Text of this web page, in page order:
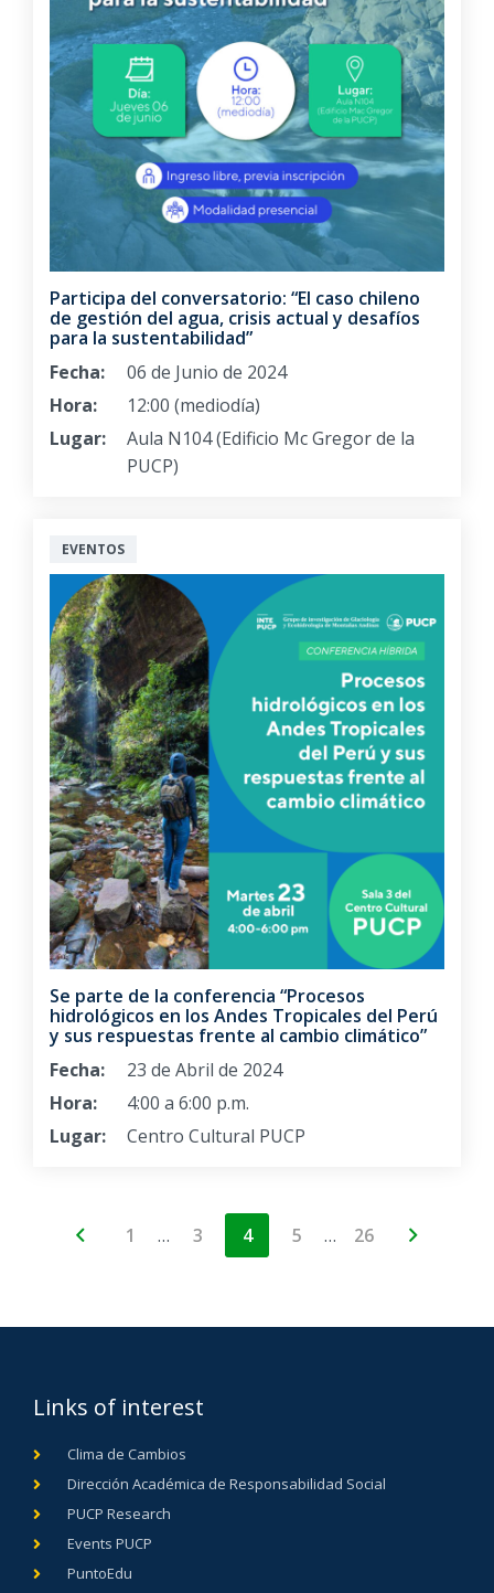
Participa del conversatorio: “El caso chileno
de gestión del agua, crisis actual y desafíos
para la sustentabilidad”
Fecha:
06 de Junio de 2024
Hora:
12:00 (mediodía)
Lugar:
Aula N104 (Edificio Mc Gregor de la
PUCP)
EVENTOS
Se parte de la conferencia “Procesos
hidrológicos en los Andes Tropicales del Perú
y sus respuestas frente al cambio climático”
Fecha:
23 de Abril de 2024
Hora:
4:00 a 6:00 p.m.
Lugar:
Centro Cultural PUCP
1 … 3 4 5 … 26
Links of interest
Clima de Cambios
Dirección Académica de Responsabilidad Social
PUCP Research
Events PUCP
PuntoEdu